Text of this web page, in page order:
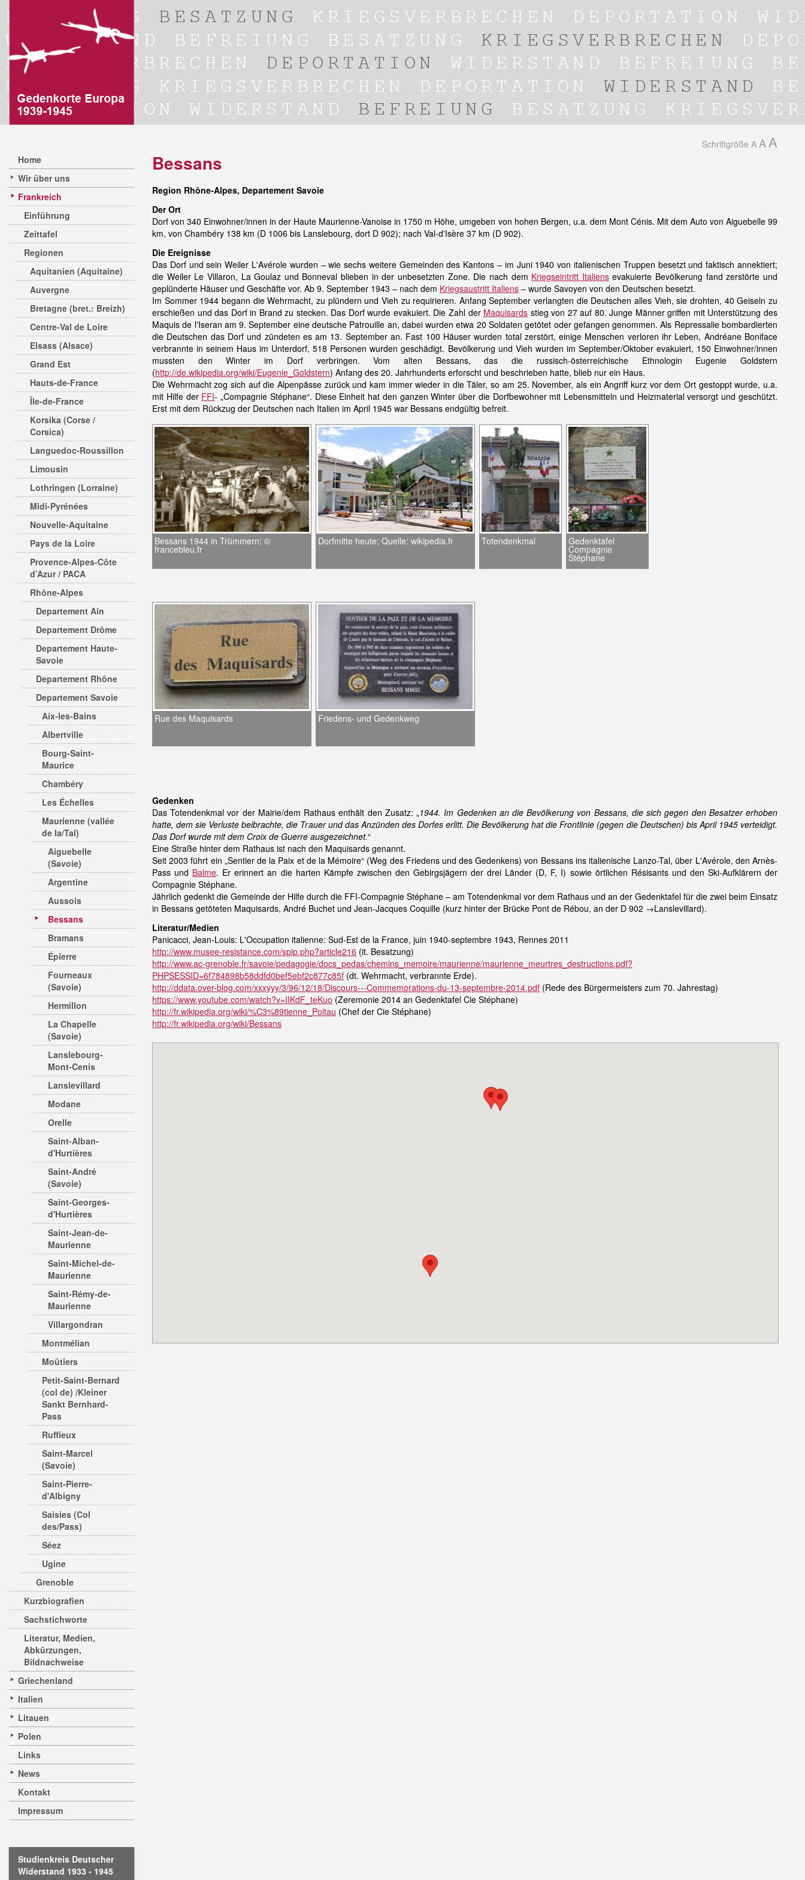
Home
Wir über uns
Frankreich
Einführung
Zeittafel
Regionen
Aquitanien (Aquitaine)
Auvergne
Bretagne (bret.: Breizh)
Centre-Val de Loire
Elsass (Alsace)
Grand Est
Hauts-de-France
Île-de-France
Korsika (Corse /
Corsica)
Languedoc-Roussillon
Limousin
Lothringen (Lorraine)
Midi-Pyrénées
Nouvelle-Aquitaine
Pays de la Loire
Provence-Alpes-Côte
d’Azur / PACA
Rhône-Alpes
Departement Ain
Departement Drôme
Departement Haute-
Savoie
Departement Rhône
Departement Savoie
Aix-les-Bains
Albertville
Bourg-Saint-
Maurice
Chambéry
Les Échelles
Maurienne (vallée
de la/Tal)
Aiguebelle
(Savoie)
Argentine
Aussois
Bessans
Bramans
Épierre
Fourneaux
(Savoie)
Hermillon
La Chapelle
(Savoie)
Lanslebourg-
Mont-Cenis
Lanslevillard
Modane
Orelle
Saint-Alban-
d'Hurtières
Saint-André
(Savoie)
Saint-Georges-
d'Hurtières
Saint-Jean-de-
Maurienne
Saint-Michel-de-
Maurienne
Saint-Rémy-de-
Maurienne
Villargondran
Montmélian
Moûtiers
Petit-Saint-Bernard
(col de) /Kleiner
Sankt Bernhard-
Pass
Ruffieux
Saint-Marcel
(Savoie)
Saint-Pierre-
d'Albigny
Saisies (Col
des/Pass)
Séez
Ugine
Grenoble
Kurzbiografien
Sachstichworte
Literatur, Medien,
Abkürzungen,
Bildnachweise
Griechenland
Italien
Litauen
Polen
Links
News
Kontakt
Impressum
Studienkreis Deutscher
Widerstand 1933 - 1945
Schriftgröße A A A
Bessans
Region Rhône-Alpes, Departement Savoie
Der Ort
Dorf von 340 Einwohner/innen in der Haute Maurienne-Vanoise in 1750 m Höhe, umgeben von hohen Bergen, u.a. dem Mont Cénis. Mit dem Auto von Aiguebelle 99
km, von Chambéry 138 km (D 1006 bis Lanslebourg, dort D 902); nach Val-d'Isère 37 km (D 902).
Die Ereignisse
Das Dorf und sein Weiler L'Avérole wurden – wie sechs weitere Gemeinden des Kantons – im Juni 1940 von italienischen Truppen besetzt und faktisch annektiert;
die Weiler Le Villaron, La Goulaz und Bonneval blieben in der unbesetzten Zone. Die nach dem Kriegseintritt Italiensevakuierte Bevölkerung fand zerstörte und
geplünderte Häuser und Geschäfte vor. Ab 9. September 1943 – nach dem Kriegsaustritt Italiens – wurde Savoyen von den Deutschen besetzt.
Im Sommer 1944 begann die Wehrmacht, zu plündern und Vieh zu requirieren. Anfang September verlangten die Deutschen alles Vieh, sie drohten, 40 Geiseln zu
erschießen und das Dorf in Brand zu stecken. Das Dorf wurde evakuiert. Die Zahl der Maquisards stieg von 27 auf 80. Junge Männer griffen mit Unterstützung des
Maquis de l'Iseran am 9. September eine deutsche Patrouille an, dabei wurden etwa 20 Soldaten getötet oder gefangen genommen. Als Repressalie bombardierten
die Deutschen das Dorf und zündeten es am 13. September an. Fast 100 Häuser wurden total zerstört, einige Menschen verloren ihr Leben, Andréane Boniface
verbrannte in seinem Haus im Unterdorf, 518 Personen wurden geschädigt. Bevölkerung und Vieh wurden im September/Oktober evakuiert, 150 Einwohner/innen
mussten den Winter im Dorf verbringen. Vom alten Bessans, das die russisch-österreichische Ethnologin Eugenie Goldstern
(http://de.wikipedia.org/wiki/Eugenie_Goldstern) Anfang des 20. Jahrhunderts erforscht und beschrieben hatte, blieb nur ein Haus.
Die Wehrmacht zog sich auf die Alpenpässe zurück und kam immer wieder in die Täler, so am 25. November, als ein Angriff kurz vor dem Ort gestoppt wurde, u.a.
mit Hilfe der FFI- „Compagnie Stéphane“. Diese Einheit hat den ganzen Winter über die Dorfbewohner mit Lebensmitteln und Heizmaterial versorgt und geschützt.
Erst mit dem Rückzug der Deutschen nach Italien im April 1945 war Bessans endgültig befreit.
Bessans 1944 in Trümmern; ©
francebleu.fr
Dorfmitte heute; Quelle: wikipedia.fr Totendenkmal Gedenktafel
Compagnie
Stéphane
Rue des Maquisards Friedens- und Gedenkweg
Gedenken
Das Totendenkmal vor der Mairie/dem Rathaus enthält den Zusatz: „1944. Im Gedenken an die Bevölkerung von Bessans, die sich gegen den Besatzer erhoben
hatte, dem sie Verluste beibrachte, die Trauer und das Anzünden des Dorfes erlitt. Die Bevölkerung hat die Frontlinie (gegen die Deutschen) bis April 1945 verteidigt.
Das Dorf wurde mit dem Croix de Guerre ausgezeichnet.“
Eine Straße hinter dem Rathaus ist nach den Maquisards genannt.
Seit 2003 führt ein „Sentier de la Paix et de la Mémoire“ (Weg des Friedens und des Gedenkens) von Bessans ins italienische Lanzo-Tal, über L'Avérole, den Arnès-
Pass und Balme. Er erinnert an die harten Kämpfe zwischen den Gebirgsjägern der drei Länder (D, F, I) sowie örtlichen Résisants und den Ski-Aufklärern der
Compagnie Stéphane.
Jährlich gedenkt die Gemeinde der Hilfe durch die FFI-Compagnie Stéphane – am Totendenkmal vor dem Rathaus und an der Gedenktafel für die zwei beim Einsatz
in Bessans getöteten Maquisards, André Buchet und Jean-Jacques Coquille (kurz hinter der Brücke Pont de Rébou, an der D 902 →Lanslevillard).
Literatur/Medien
Panicacci, Jean-Louis: L'Occupation italienne: Sud-Est de la France, juin 1940-septembre 1943, Rennes 2011
http://www.musee-resistance.com/spip.php?article216 (it. Besatzung)
http://www.ac-grenoble.fr/savoie/pedagogie/docs_pedas/chemins_memoire/maurienne/maurienne_meurtres_destructions.pdf?
PHPSESSID=6f784898b58ddfd0bef5ebf2c877c85f (dt. Wehrmacht, verbrannte Erde).
http://ddata.over-blog.com/xxxyyy/3/96/12/18/Discours---Commemorations-du-13-septembre-2014.pdf (Rede des Bürgermeisters zum 70. Jahrestag)
https://www.youtube.com/watch?v=IIKdF_teKuo (Zeremonie 2014 an Gedenktafel Cie Stéphane)
http://fr.wikipedia.org/wiki/%C3%89tienne_Poitau (Chef der Cie Stéphane)
http://fr.wikipedia.org/wiki/Bessans